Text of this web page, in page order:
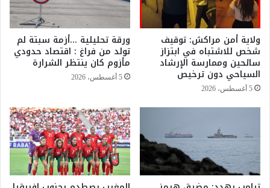
ا
ن
س
خ
ة
ـ
إ
ا
ح
ا
ت
خ
ب
ع
ا
ولاية أمن مراكش: توقيف
شخص للاشتباه في ابتزاز
سائحين وممارسة الإرشاد
السياحي دون ترخيص
5 أغسطس، 2026
ورقة تحليلية …أزمة سبتة لم
تولد من فراغ : اقتصاد حدودي
مأزوم كان ينتظر الشرارة
5 أغسطس، 2026